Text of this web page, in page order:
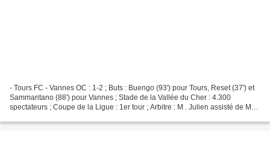
- Tours FC - Vannes OC : 1-2 ; Buts : Buengo (93') pour Tours, Reset (37') et
Sammaritano (88') pour Vannes ; Stade de la Vallée du Cher : 4.300
spectateurs ; Coupe de la Ligue : 1er tour ; Arbitre : M . Julien assisté de MM.